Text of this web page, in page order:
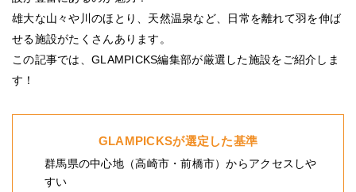
雄大な山々や川のほとり、天然温泉など、日常を離れて羽を伸ば
せる施設がたくさんあります。
この記事では、GLAMPICKS編集部が厳選した施設をご紹介しま
す！
GLAMPICKSが選定した基準
群馬県の中心地（高崎市・前橋市）からアクセスしや
すい